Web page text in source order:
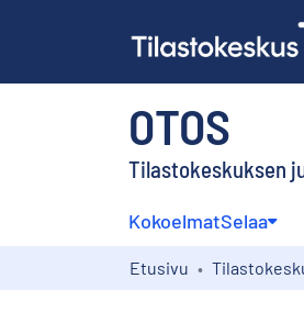
OTOS
Tilastokeskuksen
KokoelmatSelaa
Etusivu